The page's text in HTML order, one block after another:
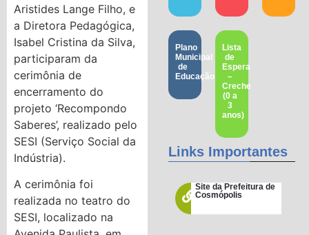
Aristides Lange Filho, e
a Diretora Pedagógica,
Isabel Cristina da Silva,
participaram da
cerimônia de
encerramento do
projeto ‘Recompondo
Saberes’, realizado pelo
SESI (Serviço Social da
Indústria).
A cerimônia foi
realizada no teatro do
SESI, localizado na
Plano
Municipal
de
Educação
Lista
de
Espera
–
Creche
(0 a
3
anos)
Links Importantes
Site da Prefeitura de
Cosmópolis